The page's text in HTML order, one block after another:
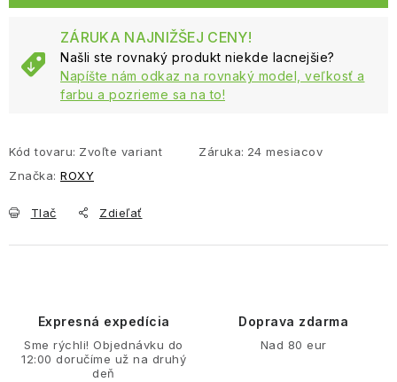
ZÁRUKA NAJNIŽŠEJ CENY!
Našli ste rovnaký produkt niekde lacnejšie?
Napíšte nám odkaz na rovnaký model, veľkosť a
farbu a pozrieme sa na to!
Kód tovaru: Zvoľte variant Záruka: 24 mesiacov
Značka: ROXY
Tlač Zdieľať
Expresná expedícia
Sme rýchli! Objednávku do
12:00 doručíme už na druhý
deň
Doprava zdarma
Nad 80 eur